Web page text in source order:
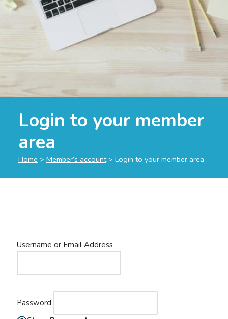
Login to your member
area
Home > Member’s account> Login to your member area
Username or Email Address
Password